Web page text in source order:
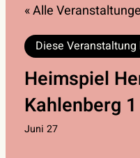
« Alle
Diese
Heimspiel
Kahlenberg 1
Juni 27